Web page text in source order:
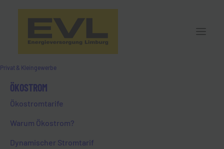
Privat & Kleingewerbe
ÖKOSTROM
Ökostromtarife
Warum Ökostrom?
Dynamischer Stromtarif